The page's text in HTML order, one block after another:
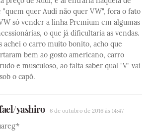
"quem quer Audi não quer VW", fora o fato
só vender a linha Premium em algumas
o que já dificultaria as vendas.
achei o carro muito bonito, acho que
bem ao gosto americano, carro
e musculoso, ao falta saber qual "V" vai
o capô.
yashiro 6 de outubro de 2016 às 14:47